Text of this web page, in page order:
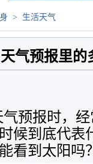
> 生活天气
天气预报里的
预报时，
候到底代表
看到太阳吗